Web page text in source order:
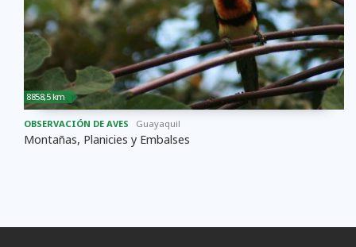
8858,5 km
OBSERVACIÓN DE AVES Guayaquil
Montañas, Planicies y Embalses